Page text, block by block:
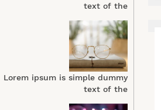
text of the
Lorem ipsum is simple dummy
text of the